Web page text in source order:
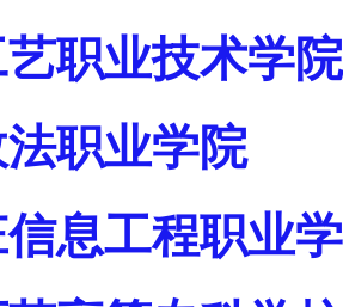
职业技术学院
职业学院
息工程职业